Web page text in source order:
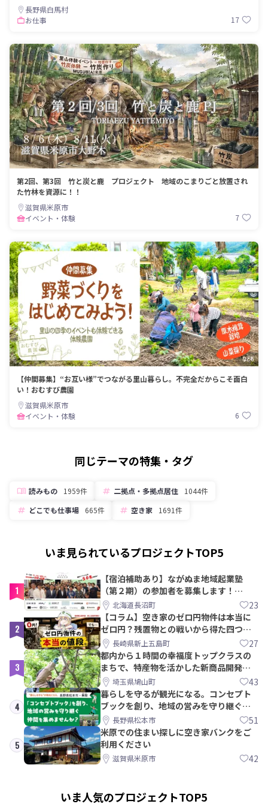
長野県白馬村
お仕事
17
第2回、第3回 竹と炭と鹿 プロジェクト 地域のこまりごと放置され
た竹林を資源に！！
滋賀県米原市
イベント・体験
7
【仲間募集】“お互い様”でつながる里山暮らし。不完全だからこそ面白
い！おむすび農園
滋賀県米原市
イベント・体験
6
同じテーマの特集・タグ
読みもの 1959件 二拠点・多拠点居住
1044件
どこでも仕事場
665件 空き家 1691件
いま見られているプロジェクトTOP5
1
【宿泊補助あり】ながぬま地域起業塾
（第２期）の参加者を募集します！
【8/21〆】
北海道長沼町 23
2
【コラム】空き家のゼロ円物件は本当に
ゼロ円？残置物との戦いから得た四つの
教訓｜新上五島町
長崎県新上五島町 27
3
都内から１時間の幸福度トップクラスの
まちで、特産物を活かした新商品開発＆
PRメンバー募集！
埼玉県鳩山町 43
4
暮らしを守るが観光になる。コンセプト
ブックを創り、地域の営みを守り継ぐ仲
間を集めませんか？
長野県松本市 51
5
米原での住まい探しに空き家バンクをご
利用ください
滋賀県米原市 42
いま人気のプロジェクトTOP5